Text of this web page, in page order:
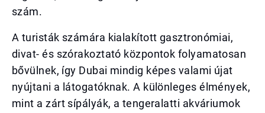
szám.
A turisták számára kialakított gasztronómiai,
divat- és szórakoztató központok folyamatosan
bővülnek, így Dubai mindig képes valami újat
nyújtani a látogatóknak. A különleges élmények,
mint a zárt sípályák, a tengeralatti akváriumok